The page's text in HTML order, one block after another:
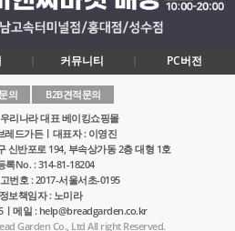
커뮤니티 PC버전
의
B2B견적문의
리나라 대표 베이킹쇼핑몰
레드가든ㅣ대표자 : 이영진
신반포로 194, 부속상가동 2층 대형 1호
록No. : 314-81-18204
번호 : 2017-서울서초-0195
보책임자 : 노미라
ㅣ메일 : help@breadgarden.co.kr
Garden Co., Ltd All right Reserved.